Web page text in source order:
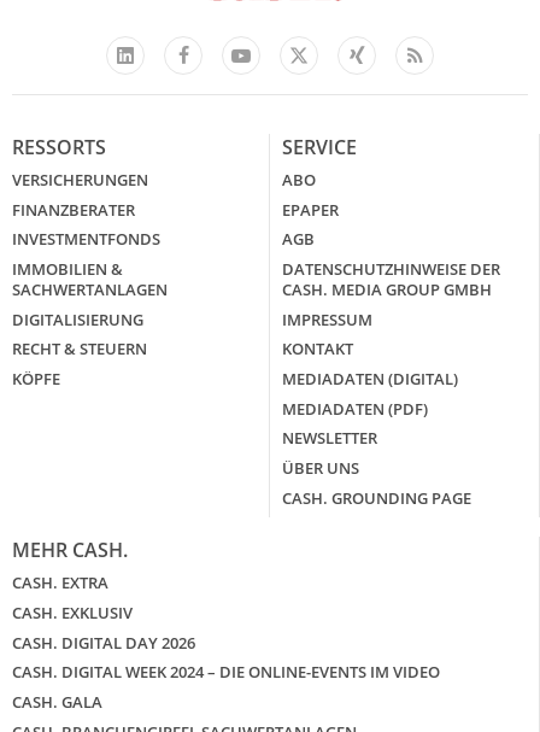
LinkedIn
FacebookYouTube
X
Xing Feed
RESSORTS
VERSICHERUNGEN
FINANZBERATER
INVESTMENTFONDS
IMMOBILIEN &
SACHWERTANLAGEN
DIGITALISIERUNG
RECHT & STEUERN
KÖPFE
SERVICE
ABO
EPAPER
AGB
DATENSCHUTZHINWEISE DER
CASH. MEDIA GROUP GMBH
IMPRESSUM
KONTAKT
MEDIADATEN (DIGITAL)
MEDIADATEN (PDF)
NEWSLETTER
ÜBER UNS
CASH. GROUNDING PAGE
MEHR CASH.
CASH. EXTRA
CASH. EXKLUSIV
CASH. DIGITAL DAY 2026
CASH. DIGITAL WEEK 2024 – DIE ONLINE-EVENTS IM VIDEO
CASH. GALA